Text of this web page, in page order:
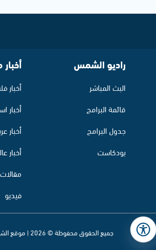
راديو الشمس
البث المباشر
قائمة البرامج
جدول البرامج
بودكاست
أخبار
أخبار
أخبار
أخبار
فيديو
جميع الحقوق محفوظة © 2026 | موقع الشمس